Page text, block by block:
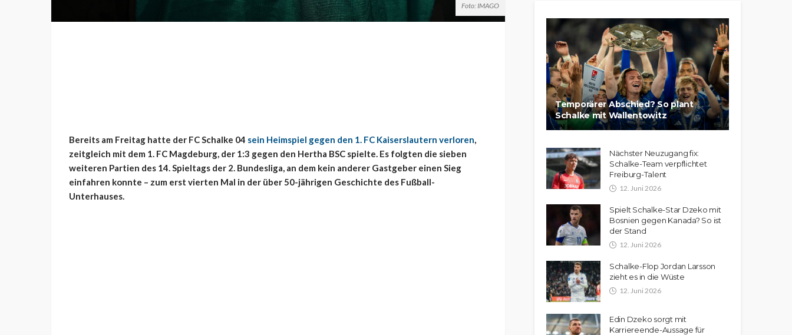
Foto: IMAGO
Bereits am Freitag hatte der FC Schalke 04 sein Heimspiel gegen den 1. FC Kaiserslautern verloren,
zeitgleich mit dem 1. FC Magdeburg, der 1:3 gegen den Hertha BSC spielte. Es folgten die sieben
weiteren Partien des 14. Spieltags der 2. Bundesliga, an dem kein anderer Gastgeber einen Sieg
einfahren konnte – zum erst vierten Mal in der über 50-jährigen Geschichte des Fußball-
Unterhauses.
Temporärer Abschied? So plant
Schalke mit Wallentowitz
Nächster Neuzugang fix:
Schalke-Team verpflichtet
Freiburg-Talent
12. Juni 2026
Spielt Schalke-Star Dzeko mit
Bosnien gegen Kanada? So ist
der Stand
12. Juni 2026
Schalke-Flop Jordan Larsson
zieht es in die Wüste
12. Juni 2026
Edin Dzeko sorgt mit
Karriereende-Aussage für